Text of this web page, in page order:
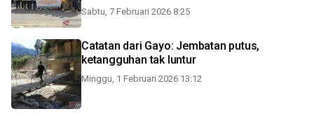
Sabtu, 7 Februari 2026 8:25
Catatan dari Gayo: Jembatan putus,
ketangguhan tak luntur
Minggu, 1 Februari 2026 13:12